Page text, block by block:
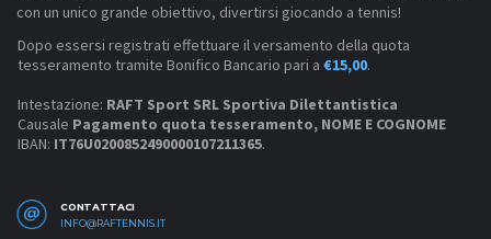
con un unico grande obiettivo, divertirsi giocando a tennis!
Dopo essersi registrati effettuare il versamento della quota
tesseramento tramite Bonifico Bancario pari a €15,00.
Intestazione: RAFT Sport SRL Sportiva Dilettantistica
Causale Pagamento quota tesseramento, NOME E COGNOME
IBAN: IT76U0200852490000107211365.
CONTATTACI
INFO@RAFTENNIS.IT